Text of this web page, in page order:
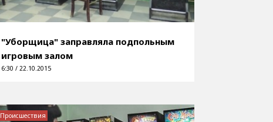
"Уборщица" заправляла подпольным
игровым залом
6:30 / 22.10.2015
Происшествия